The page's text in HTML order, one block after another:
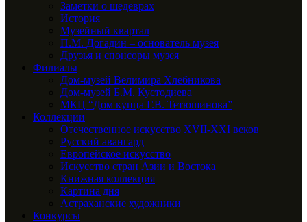
Заметки о шедеврах
История
Музейный квартал
П.М. Догадин – основатель музея
Друзья и спонсоры музея
Филиалы
Дом-музей Велимира Хлебникова
Дом-музей Б.М. Кустодиева
МКЦ “Дом купца Г.В. Тетюшинова”
Коллекции
Отечественное искусство XVII-XXI веков
Русский авангард
Европейское искусство
Искусство стран Азии и Востока
Книжная коллекция
Картина дня
Астраханские художники
Конкурсы